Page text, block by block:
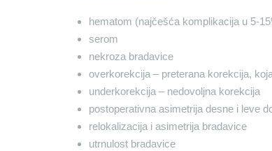
hematom (najčešća komplikacija u 5-
serom
nekroza bradavice
overkorekcija – preterana korekcija,
underkorekcija – nedovoljna korekcija
postoperativna asimetrija desne i leve
relokalizacija i asimetrija bradavice
utrnulost bradavice